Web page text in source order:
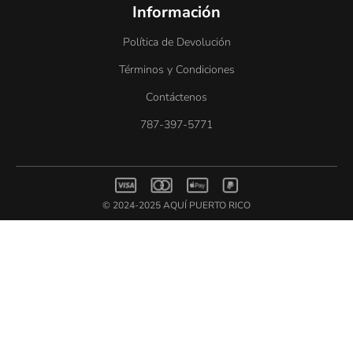
Información
Política de Devolución
Términos y Condiciones
Contáctenos
787-397-5771
© 2024-2025 AQUÍ PUERTO RICO